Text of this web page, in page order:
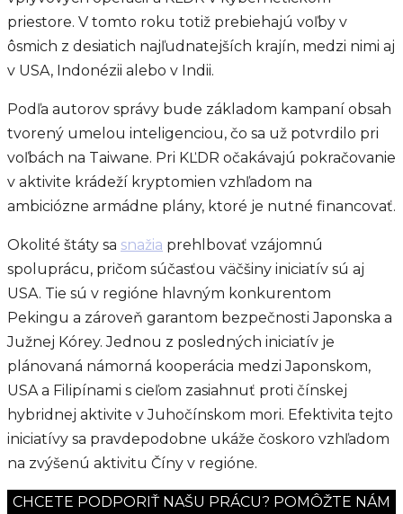
priestore. V tomto roku totiž prebiehajú voľby v
ôsmich z desiatich najľudnatejších krajín, medzi nimi aj
v USA, Indonézii alebo v Indii.
Podľa autorov správy bude základom kampaní obsah
tvorený umelou inteligenciou, čo sa už potvrdilo pri
voľbách na Taiwane. Pri KĽDR očakávajú pokračovanie
v aktivite krádeží kryptomien vzhľadom na
ambiciózne armádne plány, ktoré je nutné financovať.
Okolité štáty sa snažia prehlbovať vzájomnú
spoluprácu, pričom súčasťou väčšiny iniciatív sú aj
USA. Tie sú v regióne hlavným konkurentom
Pekingu a zároveň garantom bezpečnosti Japonska a
Južnej Kórey. Jednou z posledných iniciatív je
plánovaná námorná kooperácia medzi Japonskom,
USA a Filipínami s cieľom zasiahnuť proti čínskej
hybridnej aktivite v Juhočínskom mori. Efektivita tejto
iniciatívy sa pravdepodobne ukáže čoskoro vzhľadom
na zvýšenú aktivitu Číny v regióne.
CHCETE PODPORIŤ NAŠU PRÁCU? POMÔŽTE NÁM